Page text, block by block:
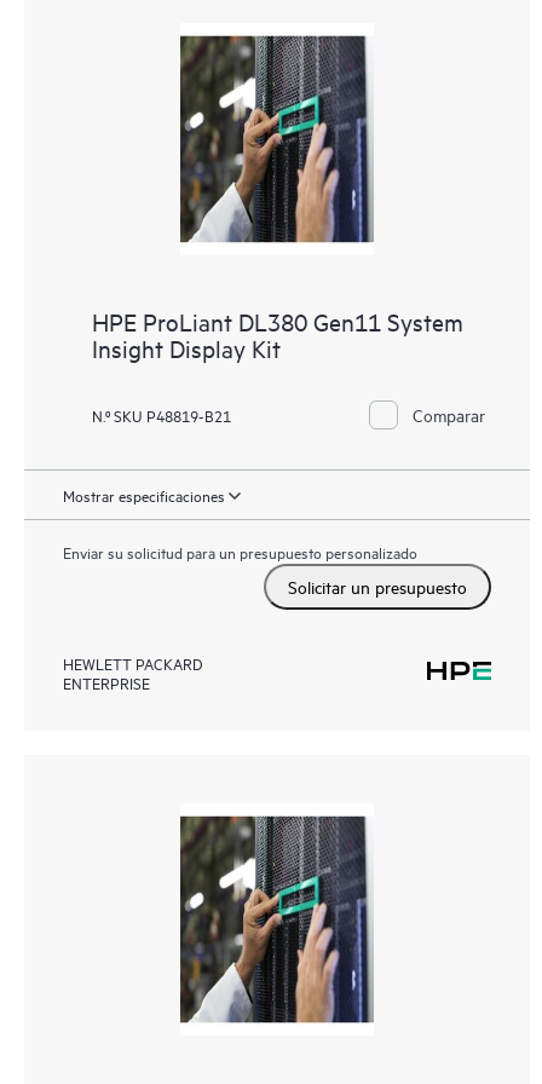
HPE ProLiant DL380 Gen11 System
Insight Display Kit
N.º SKU P48819-B21 Comparar
Mostrar especificaciones
Enviar su solicitud para un presupuesto personalizado
Solicitar un presupuesto
HEWLETT PACKARD
ENTERPRISE